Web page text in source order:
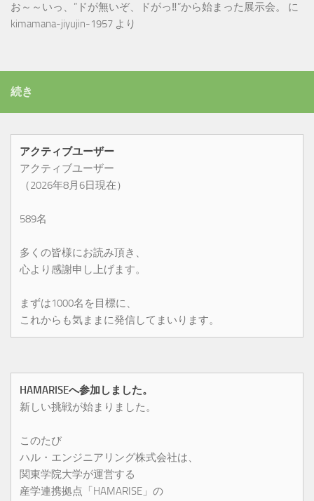
お～～いっ、”ドが無いぞ、ドがっ‼”から始まった展示会。
に
kimamana-jiyujin-1957 より
続き
アクティブユーザー
アクティブユーザー
（2026年8月6日現在）
589名
多くの皆様にお読み頂き、
心より感謝申し上げます。
まずは1000名を目標に、
これからも気ままに発信してまいります。
HAMARISEへ参加しました。
新しい挑戦が始まりました。
このたび
ハル・エンジニアリング株式会社は、
関東学院大学が運営する
産学連携拠点「HAMARISE」の